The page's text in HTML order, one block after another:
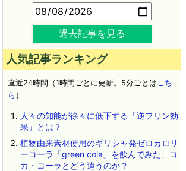
過去記事を見る
人気記事ランキング
直近24時間（1時間ごとに更新。5分ごとはこち
ら ）
人々の知能が徐々に低下する「逆フリン効
果」とは？
植物由来素材使用のギリシャ発ゼロカロリ
ーコーラ「green cola」を飲んでみた、コ
カ・コーラとどう違うのか？